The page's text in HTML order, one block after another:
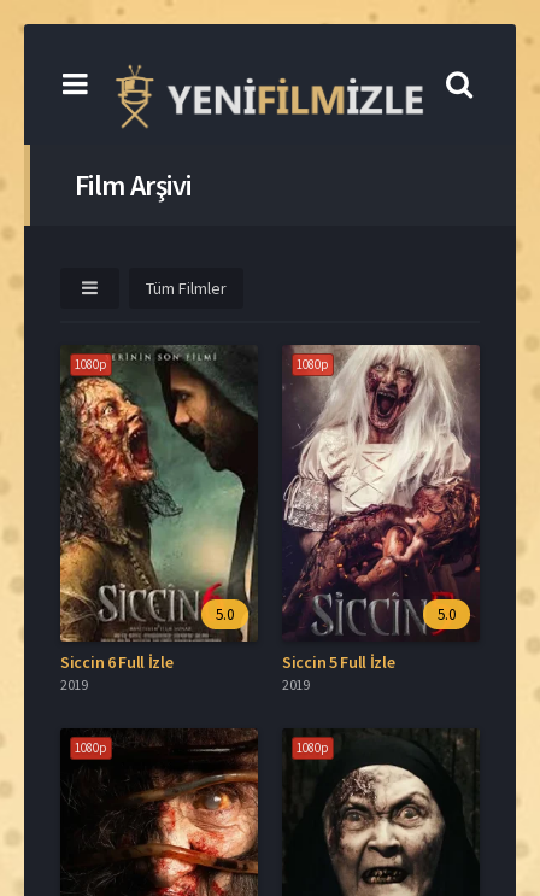
Film Arşivi
Tüm Filmler
1080p
5.0
Siccin 6 Full İzle
2019
1080p
5.0
Siccin 5 Full İzle
2019
1080p 1080p